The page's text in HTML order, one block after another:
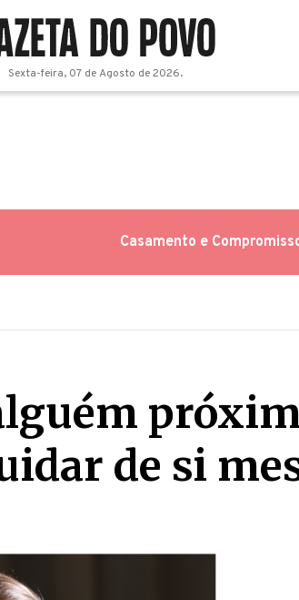
Sexta-feira, 07 de Agosto de 2026.
Casamento e
de si